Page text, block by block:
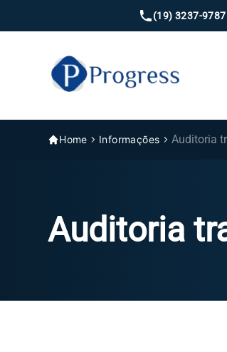
(19) 3237-9787
Home Informações Auditoria
Auditoria